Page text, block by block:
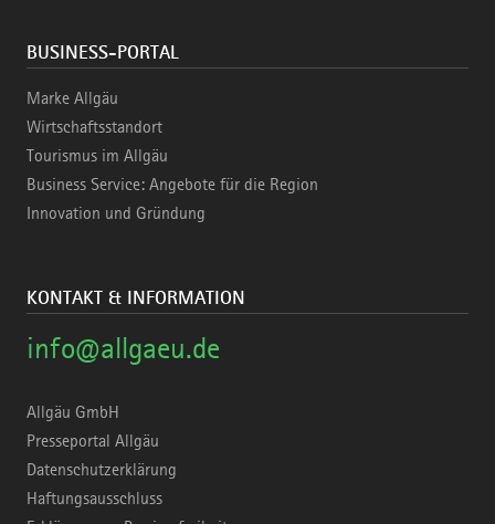
BUSINESS-PORTAL
Marke Allgäu
Wirtschaftsstandort
Tourismus im Allgäu
Business Service: Angebote für die Region
Innovation und Gründung
KONTAKT & INFORMATION
info@allgaeu.de
Allgäu GmbH
Presseportal Allgäu
Datenschutzerklärung
Haftungsausschluss